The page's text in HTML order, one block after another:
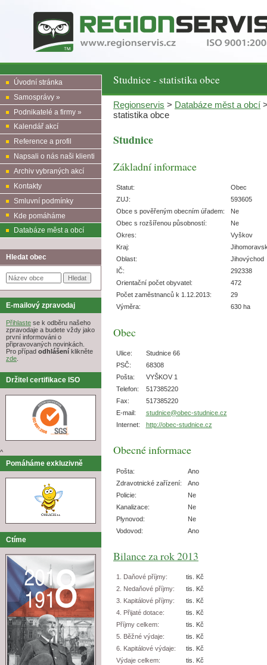
Studnice - statistika obce
Úvodní stránka
Samosprávy »
Podnikatelé a firmy »
Kalendář akcí
Reference a profil
Napsali o nás naši klienti
Archiv vybraných akcí
Kontakty
Smluvní podmínky
Kde pomáháme
Databáze měst a obcí
Hledat obec
E-mailový zpravodaj
Přihlaste se k odběru našeho
zpravodaje a budete vždy jako
první informováni o
připravovaných novinkách.
Pro případ odhlášení klikněte
zde.
Držitel certifikace ISO
^
Pomáháme exkluzivně
Ctíme
Regionservis > Databáze měst a obcí
statistika obce
Studnice
Základní informace
Statut:
Obec
ZUJ:
593605
Obce s pověřeným obecním úřadem:
Ne
Obec s rozšířenou působností:
Ne
Okres:
Vyškov
Kraj:
Oblast:
Jihovýchod
IČ:
292338
Orientační počet obyvatel:
472
Počet zaměstnanců k 1.12.2013:
29
Výměra:
630 ha
Obec
Ulice:
Studnice 66
PSČ:
68308
Pošta:
VYŠKOV 1
Telefon:
517385220
Fax:
517385220
E-mail:
studnice@obec-studnice.cz
Internet:
http://obec-studnice.cz
Obecné informace
Pošta:
Ano
Zdravotnické zařízení:
Ano
Policie:
Ne
Kanalizace:
Ne
Plynovod:
Ne
Vodovod:
Ano
Bilance za rok 2013
1. Daňové příjmy:
tis. Kč
2. Nedaňové příjmy:
tis. Kč
3. Kapitálové příjmy:
tis. Kč
4. Přijaté dotace:
tis. Kč
Příjmy celkem:
tis. Kč
5. Běžné výdaje:
tis. Kč
6. Kapitálové výdaje:
tis. Kč
Výdaje celkem:
tis. Kč